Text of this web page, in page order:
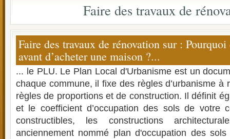
Faire des travaux de
Faire des travaux de rénovation sur :
avant d’acheter une maison ?...
... le PLU. Le Plan Local d'Urbanisme est un
chaque commune, il fixe des règles d’urbanisme à
règles de proportions et de construction. Il définit
et le coefficient d’occupation des sols de votre
constructibles, les constructions
anciennement nommé plan d'occupation des